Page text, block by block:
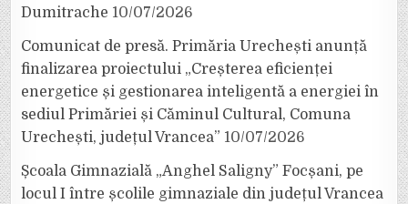
Dumitrache 10/07/2026
Comunicat de presă. Primăria Urechești anunță
finalizarea proiectului „Creșterea eficienței
energetice și gestionarea inteligentă a energiei în
sediul Primăriei și Căminul Cultural, Comuna
Urechești, județul Vrancea” 10/07/2026
Școala Gimnazială „Anghel Saligny” Focșani, pe
locul I între școlile gimnaziale din județul Vrancea